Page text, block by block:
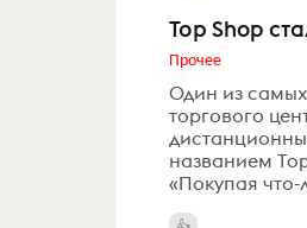
Тор Shop
Прочее
Один из
торгового
названием
«Покупая что-